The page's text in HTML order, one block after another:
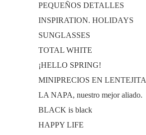
PEQUEÑOS DETALLES
INSPIRATION. HOLIDAYS
SUNGLASSES
TOTAL WHITE
¡HELLO SPRING!
MINIPRECIOS EN LENTEJITA
LA NAPA, nuestro mejor aliado.
BLACK is black
HAPPY LIFE